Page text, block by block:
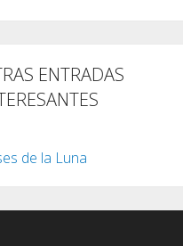
ENTRADAS
de la Luna